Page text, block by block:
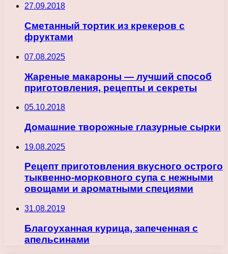
27.09.2018
Сметанный тортик из крекеров с
фруктами
07.08.2025
Жареные макароны — лучший способ
приготовления, рецепты и секреты
05.10.2018
Домашние творожные глазурные сырки
19.08.2025
Рецепт приготовления вкусного острого
тыквенно-морковного супа с нежными
овощами и ароматными специями
31.08.2019
Благоуханная курица, запеченная с
апельсинами